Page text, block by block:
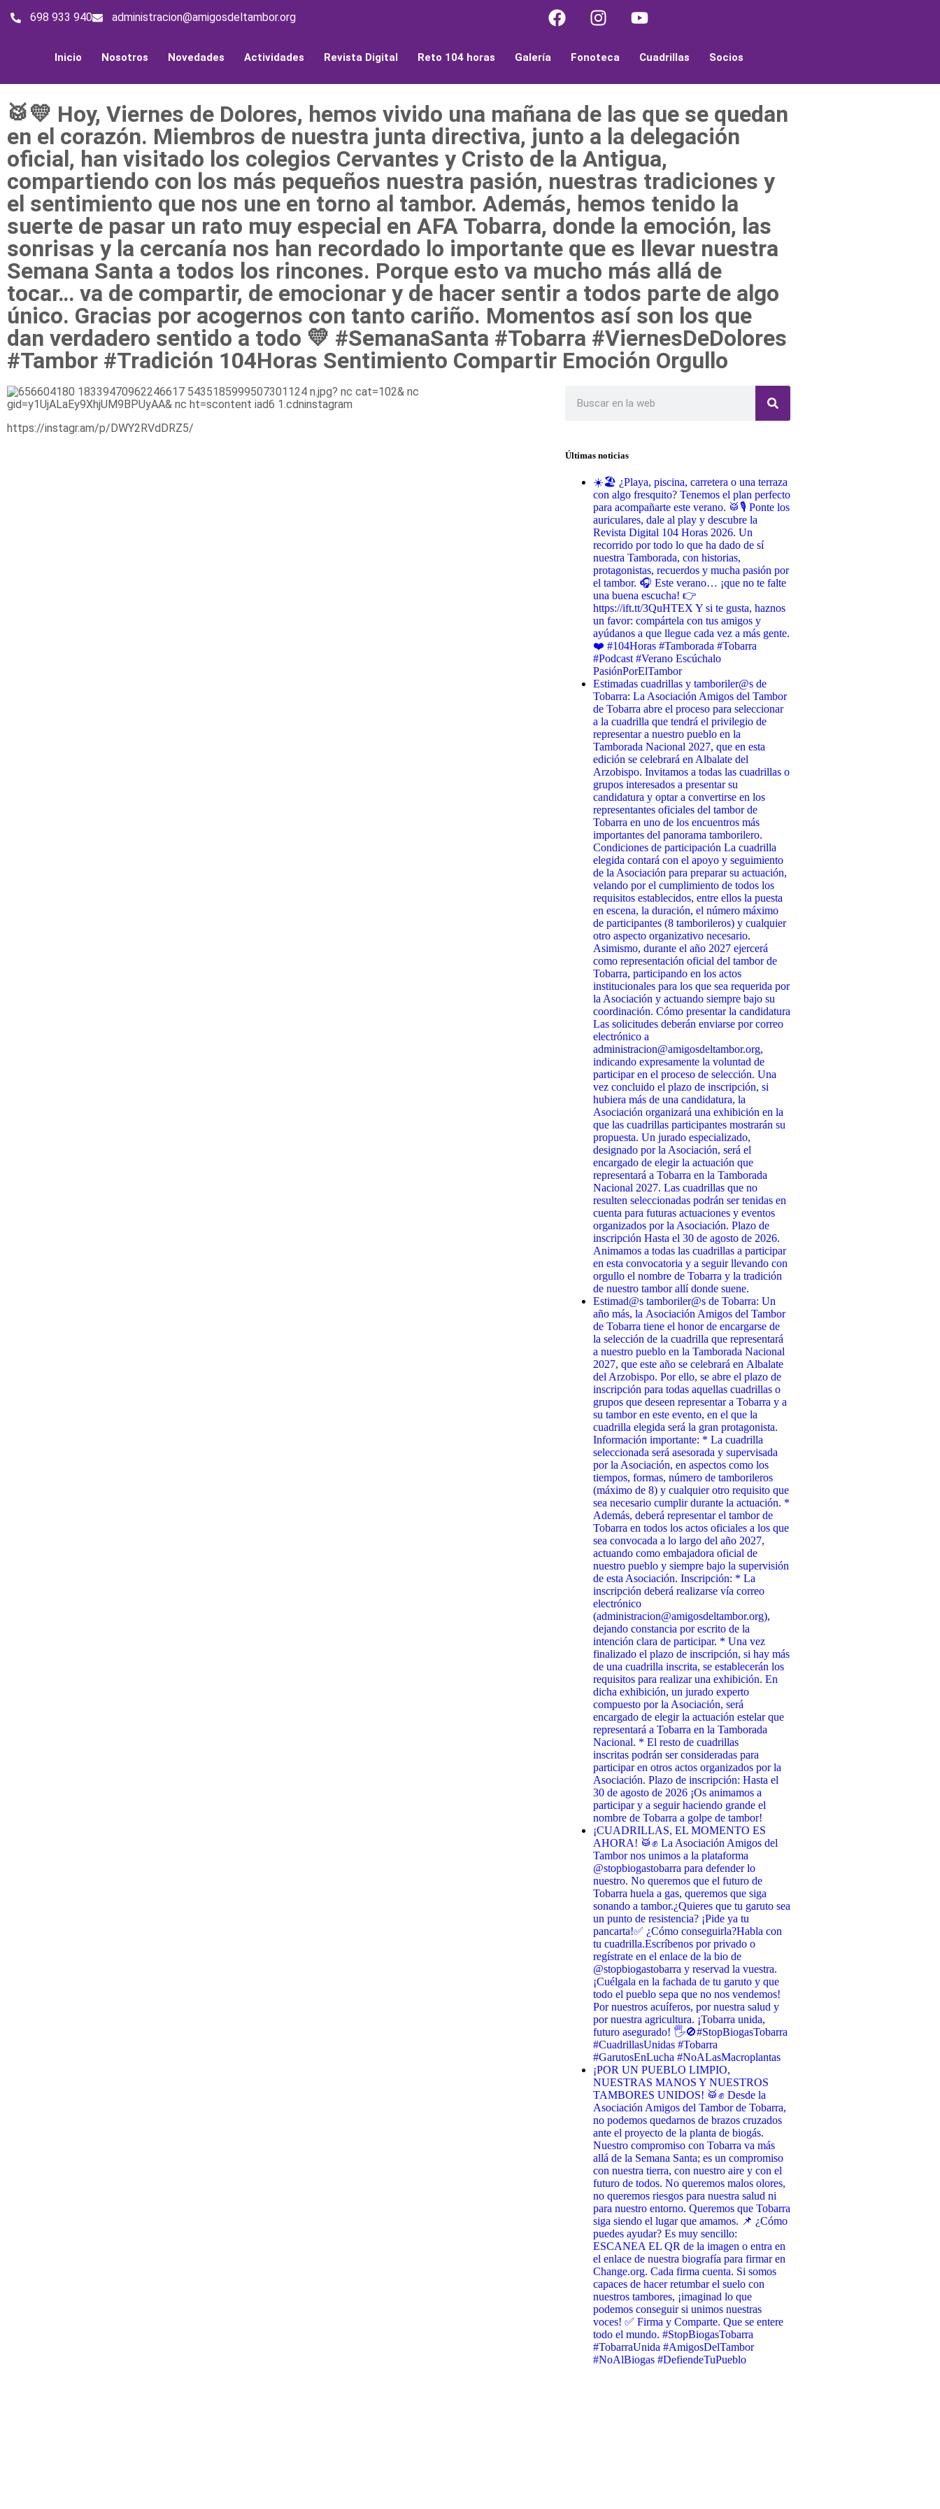
698 933 940 administracion@amigosdeltambor.org
Inicio Nosotros Novedades Actividades Revista Digital Reto 104 horas Galería Fonoteca Cuadrillas Socios
🥁💛 Hoy, Viernes de Dolores, hemos vivido una mañana de las que se quedan
en el corazón. Miembros de nuestra junta directiva, junto a la delegación
oficial, han visitado los colegios Cervantes y Cristo de la Antigua,
compartiendo con los más pequeños nuestra pasión, nuestras tradiciones y
el sentimiento que nos une en torno al tambor. Además, hemos tenido la
suerte de pasar un rato muy especial en AFA Tobarra, donde la emoción, las
sonrisas y la cercanía nos han recordado lo importante que es llevar nuestra
Semana Santa a todos los rincones. Porque esto va mucho más allá de
tocar… va de compartir, de emocionar y de hacer sentir a todos parte de algo
único. Gracias por acogernos con tanto cariño. Momentos así son los que
dan verdadero sentido a todo 💛 #SemanaSanta #Tobarra #ViernesDeDolores
#Tambor #Tradición 104Horas Sentimiento Compartir Emoción Orgullo
https://instagr.am/p/DWY2RVdDRZ5/
Últimas noticias
☀️🏖️ ¿Playa, piscina, carretera o una terraza
con algo fresquito? Tenemos el plan perfecto
para acompañarte este verano. 🥁🎙️ Ponte los
auriculares, dale al play y descubre la
Revista Digital 104 Horas 2026. Un
recorrido por todo lo que ha dado de sí
nuestra Tamborada, con historias,
protagonistas, recuerdos y mucha pasión por
el tambor. 🎧 Este verano… ¡que no te falte
una buena escucha! 👉
https://ift.tt/3QuHTEX Y si te gusta, haznos
un favor: compártela con tus amigos y
ayúdanos a que llegue cada vez a más gente.
❤️ #104Horas #Tamborada #Tobarra
#Podcast #Verano Escúchalo
PasiónPorElTambor
Estimadas cuadrillas y tamboriler@s de
Tobarra: La Asociación Amigos del Tambor
de Tobarra abre el proceso para seleccionar
a la cuadrilla que tendrá el privilegio de
representar a nuestro pueblo en la
Tamborada Nacional 2027, que en esta
edición se celebrará en Albalate del
Arzobispo. Invitamos a todas las cuadrillas o
grupos interesados a presentar su
candidatura y optar a convertirse en los
representantes oficiales del tambor de
Tobarra en uno de los encuentros más
importantes del panorama tamborilero.
Condiciones de participación La cuadrilla
elegida contará con el apoyo y seguimiento
de la Asociación para preparar su actuación,
velando por el cumplimiento de todos los
requisitos establecidos, entre ellos la puesta
en escena, la duración, el número máximo
de participantes (8 tamborileros) y cualquier
otro aspecto organizativo necesario.
Asimismo, durante el año 2027 ejercerá
como representación oficial del tambor de
Tobarra, participando en los actos
institucionales para los que sea requerida por
la Asociación y actuando siempre bajo su
coordinación. Cómo presentar la candidatura
Las solicitudes deberán enviarse por correo
electrónico a
administracion@amigosdeltambor.org,
indicando expresamente la voluntad de
participar en el proceso de selección. Una
vez concluido el plazo de inscripción, si
hubiera más de una candidatura, la
Asociación organizará una exhibición en la
que las cuadrillas participantes mostrarán su
propuesta. Un jurado especializado,
designado por la Asociación, será el
encargado de elegir la actuación que
representará a Tobarra en la Tamborada
Nacional 2027. Las cuadrillas que no
resulten seleccionadas podrán ser tenidas en
cuenta para futuras actuaciones y eventos
organizados por la Asociación. Plazo de
inscripción Hasta el 30 de agosto de 2026.
Animamos a todas las cuadrillas a participar
en esta convocatoria y a seguir llevando con
orgullo el nombre de Tobarra y la tradición
de nuestro tambor allí donde suene.
Estimad@s tamboriler@s de Tobarra: Un
año más, la Asociación Amigos del Tambor
de Tobarra tiene el honor de encargarse de
la selección de la cuadrilla que representará
a nuestro pueblo en la Tamborada Nacional
2027, que este año se celebrará en Albalate
del Arzobispo. Por ello, se abre el plazo de
inscripción para todas aquellas cuadrillas o
grupos que deseen representar a Tobarra y a
su tambor en este evento, en el que la
cuadrilla elegida será la gran protagonista.
Información importante: * La cuadrilla
seleccionada será asesorada y supervisada
por la Asociación, en aspectos como los
tiempos, formas, número de tamborileros
(máximo de 8) y cualquier otro requisito que
sea necesario cumplir durante la actuación. *
Además, deberá representar el tambor de
Tobarra en todos los actos oficiales a los que
sea convocada a lo largo del año 2027,
actuando como embajadora oficial de
nuestro pueblo y siempre bajo la supervisión
de esta Asociación. Inscripción: * La
inscripción deberá realizarse vía correo
electrónico
(administracion@amigosdeltambor.org),
dejando constancia por escrito de la
intención clara de participar. * Una vez
finalizado el plazo de inscripción, si hay más
de una cuadrilla inscrita, se establecerán los
requisitos para realizar una exhibición. En
dicha exhibición, un jurado experto
compuesto por la Asociación, será
encargado de elegir la actuación estelar que
representará a Tobarra en la Tamborada
Nacional. * El resto de cuadrillas
inscritas podrán ser consideradas para
participar en otros actos organizados por la
Asociación. Plazo de inscripción: Hasta el
30 de agosto de 2026 ¡Os animamos a
participar y a seguir haciendo grande el
nombre de Tobarra a golpe de tambor!
¡CUADRILLAS, EL MOMENTO ES
AHORA! 🥁✊ La Asociación Amigos del
Tambor nos unimos a la plataforma
@stopbiogastobarra para defender lo
nuestro. No queremos que el futuro de
Tobarra huela a gas, queremos que siga
sonando a tambor. ​¿Quieres que tu garuto sea
un punto de resistencia? ¡Pide ya tu
pancarta! ​✅ ¿Cómo conseguirla? ​Habla con
tu cuadrilla. ​Escríbenos por privado o
regístrate en el enlace de la bio de
@stopbiogastobarra y reservad la vuestra. ​
¡Cuélgala en la fachada de tu garuto y que
todo el pueblo sepa que no nos vendemos! ​
Por nuestros acuíferos, por nuestra salud y
por nuestra agricultura. ¡Tobarra unida,
futuro asegurado! 🖐️🚫 ​#StopBiogasTobarra
#CuadrillasUnidas #Tobarra
#GarutosEnLucha #NoALasMacroplantas
¡POR UN PUEBLO LIMPIO,
NUESTRAS MANOS Y NUESTROS
TAMBORES UNIDOS! 🥁✊ Desde la
Asociación Amigos del Tambor de Tobarra,
no podemos quedarnos de brazos cruzados
ante el proyecto de la planta de biogás.
Nuestro compromiso con Tobarra va más
allá de la Semana Santa; es un compromiso
con nuestra tierra, con nuestro aire y con el
futuro de todos. No queremos malos olores,
no queremos riesgos para nuestra salud ni
para nuestro entorno. Queremos que Tobarra
siga siendo el lugar que amamos. 📌 ¿Cómo
puedes ayudar? Es muy sencillo:
ESCANEA EL QR de la imagen o entra en
el enlace de nuestra biografía para firmar en
Change.org. Cada firma cuenta. Si somos
capaces de hacer retumbar el suelo con
nuestros tambores, ¡imaginad lo que
podemos conseguir si unimos nuestras
voces! ✅ Firma y Comparte. Que se entere
todo el mundo. #StopBiogasTobarra
#TobarraUnida #AmigosDelTambor
#NoAlBiogas #DefiendeTuPueblo